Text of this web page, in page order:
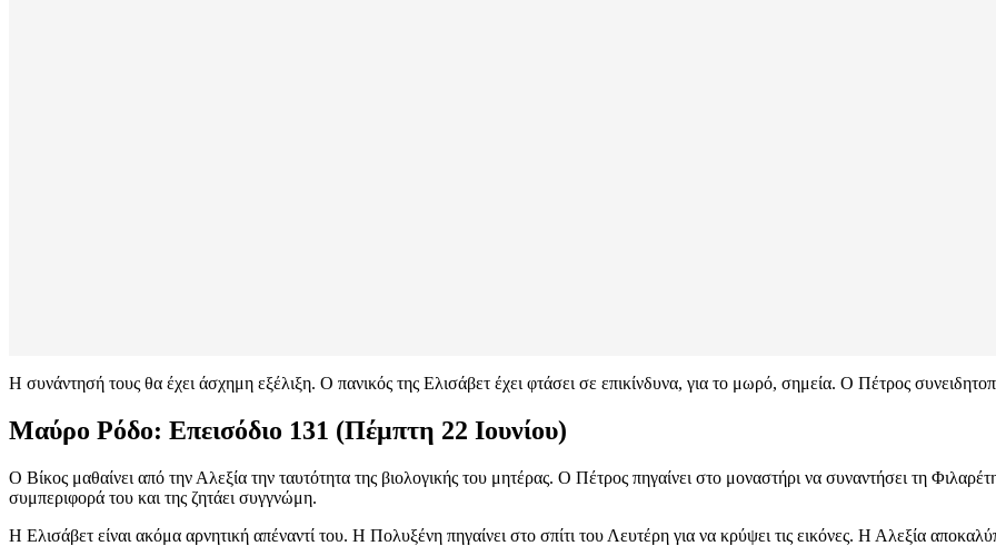
Η συνάντησή τους θα έχει άσχημη εξέλιξη. Ο πανικός της Ελισάβετ έχει φτάσει σε επικίνδυνα, για το μωρό, σημεία. Ο Πέτρος
Μαύρο Ρόδο: Επεισόδιο 131 (Πέμπτη 22 Ιουνίου)
Ο Βίκος μαθαίνει από την Αλεξία την ταυτότητα της βιολογικής του μητέρας. Ο Πέτρος πηγαίνει στο μοναστήρι να συναντήσει τη
συμπεριφορά του και της ζητάει συγγνώμη.
Η Ελισάβετ είναι ακόμα αρνητική απέναντί του. Η Πολυξένη πηγαίνει στο σπίτι του Λευτέρη για να κρύψει τις εικόνες. Η Αλεξία